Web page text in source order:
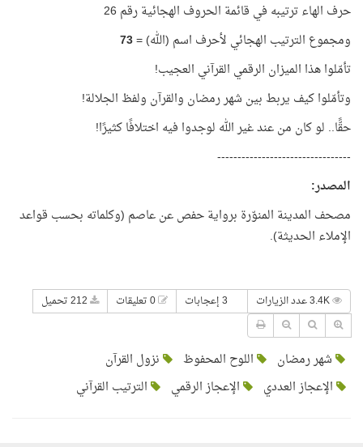
حرف الهاء ترتيبه في قائمة الحروف الهجائية رقم 26
ومجموع الترتيب الهجائي لأحرف اسم (الله) =73
تأمّلوا هذا الميزان الرقمي القرآني العجيب!
وتأمّلوا كيف يربط بين شهر رمضان والقرآن ولفظ الجلالة!
حقًّا.. لو كان من عند غير الله لوجدوا فيه اختلافًا كثيرًا!
---------------------------------
المصدر:
مصحف المدينة المنوّرة برواية حفص عن عاصم (وكلماته بحسب قواعد
الإملاء الحديثة).
3 إعجابات
شهر رمضان اللوح المحفوظ
نزول القرآن
الإعجاز العددي
الإعجاز الرقمي الترتيب القرآني